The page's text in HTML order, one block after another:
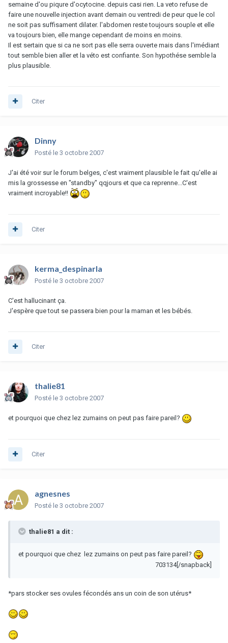
semaine d'ou piqure d'ocytocine. depuis casi rien. La veto refuse de
faire une nouvelle injection avant demain ou ventredi de peur que le col
ne soit pas suffisament dilater. l'abdomen reste toujours souple et elle
va toujours bien, elle mange cependant de moins en moins.
Il est sertain que si ca ne sort pas elle serra ouverte mais dans l'imédiant
tout semble bien aller et la véto est confiante. Son hypothése semble la
plus plausible.
Citer
Dinny
Posté le 3 octobre 2007
J'ai été voir sur le forum belges, c'est vraiment plausible le fait qu'elle ai
mis la grossesse en "standby" qqjours et que ca reprenne...C'est
vraiment incroyable!!
Citer
kerma_despinarla
Posté le 3 octobre 2007
C'est hallucinant ça.
J'espère que tout se passera bien pour la maman et les bébés.
Citer
thalie81
Posté le 3 octobre 2007
et pourquoi que chez lez zumains on peut pas faire pareil?
Citer
agnesnes
Posté le 3 octobre 2007
thalie81 a dit :
et pourquoi que chez lez zumains on peut pas faire pareil?
703134[/snapback]
*pars stocker ses ovules fécondés ans un coin de son utérus*